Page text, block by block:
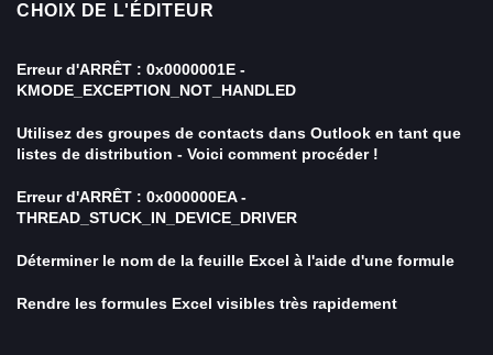
CHOIX DE L'ÉDITEUR
Erreur d'ARRÊT : 0x0000001E -
KMODE_EXCEPTION_NOT_HANDLED
Utilisez des groupes de contacts dans Outlook en tant que
listes de distribution - Voici comment procéder !
Erreur d'ARRÊT : 0x000000EA -
THREAD_STUCK_IN_DEVICE_DRIVER
Déterminer le nom de la feuille Excel à l'aide d'une formule
Rendre les formules Excel visibles très rapidement